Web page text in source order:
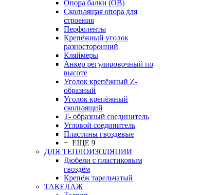
Опора балки (ОВ)
Скользящая опора для
строения
Перфоленты
Крепёжный уголок
разносторонний
Кляймеры
Анкер регулировочный по
высоте
Уголок крепёжный Z-
образный
Уголок крепёжный
скользящий
Т- образный соединитель
Угловой соединитель
Пластины гвоздевые
+ ЕЩЕ 9
ДЛЯ ТЕПЛОИЗОЛЯЦИИ
Дюбели с пластиковым
гвоздём
Крепёж тарельчатый
ТАКЕЛАЖ